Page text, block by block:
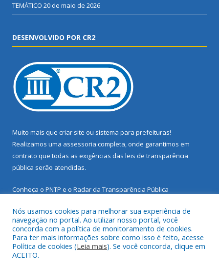
TEMÁTICO 20 de maio de 2026
DESENVOLVIDO POR CR2
Muito mais que criar site ou sistema para prefeituras!
Realizamos uma assessoria completa, onde garantimos em
contrato que todas as exigências das leis de transparência
pública serão atendidas.
Conheça o PNTP e o Radar da Transparência Pública
Todos os direitos reservados a Prefeitura Municipal de Santarém
Novo.
Nós usamos cookies para melhorar sua experiência de
navegação no portal. Ao utilizar nosso portal, você
concorda com a política de monitoramento de cookies.
Para ter mais informações sobre como isso é feito, acesse
Política de cookies (Leia mais). Se você concorda, clique em
ACEITO.